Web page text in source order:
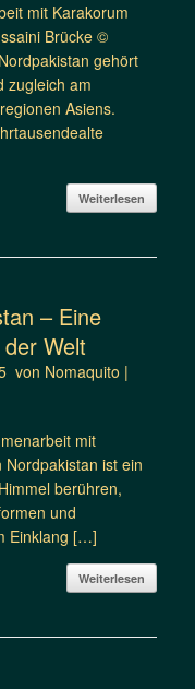
mit Karakorum
Brücke ©
gehört
zugleich am
Asiens.
Weiterlesen
– Eine
Welt
von Nomaquito |
mit
ist ein
berühren,
und
Einklang […]
Weiterlesen